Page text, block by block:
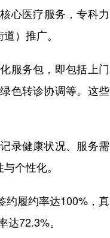
心医疗服务，专科力
）推广。
服务包，即包括上门
色转诊协调等。这些
录健康状况、服务需
个性化。
履约率达100%，真
72.3%。